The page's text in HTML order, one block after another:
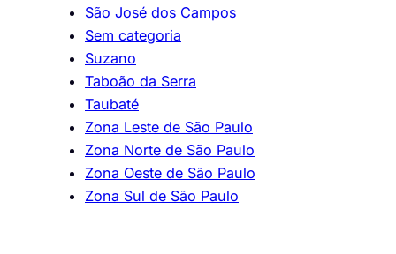
São José dos Campos
Sem categoria
Suzano
Taboão da Serra
Taubaté
Zona Leste de São Paulo
Zona Norte de São Paulo
Zona Oeste de São Paulo
Zona Sul de São Paulo